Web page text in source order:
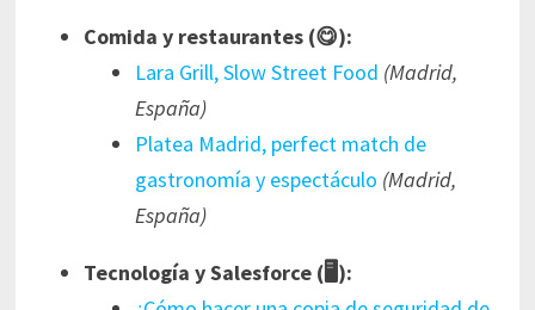
Comida y restaurantes (😋):
Lara Grill, Slow Street Food (Madrid,
España)
Platea Madrid, perfect match de
gastronomía y espectáculo (Madrid,
España)
Tecnología y Salesforce (🖥️):